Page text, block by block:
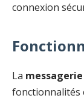
connexion
La
fonctionnalités